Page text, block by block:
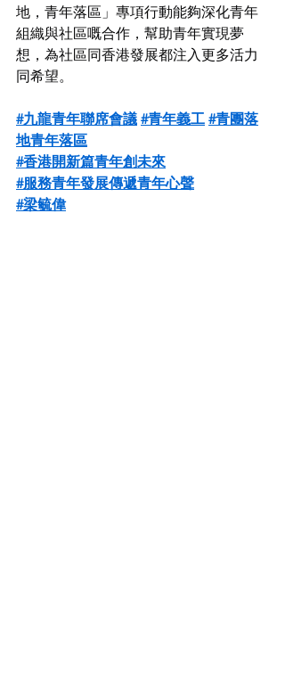
地，青年落區」專項行動能夠深化青年
組織與社區嘅合作，幫助青年實現夢
想，為社區同香港發展都注入更多活力
同希望。
#九龍青年聯席會議 #青年義工 #青團落
地青年落區
#香港開新篇青年創未來
#服務青年發展傳遞青年心聲
#梁毓偉